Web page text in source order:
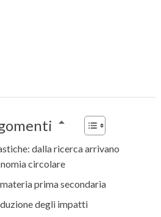
dalla ricerca arrivano
circolare
prima secondaria
degli impatti